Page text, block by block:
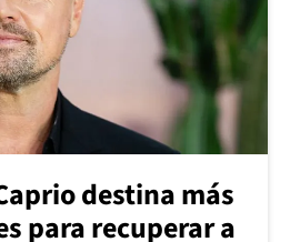
destina más
para recuperar a